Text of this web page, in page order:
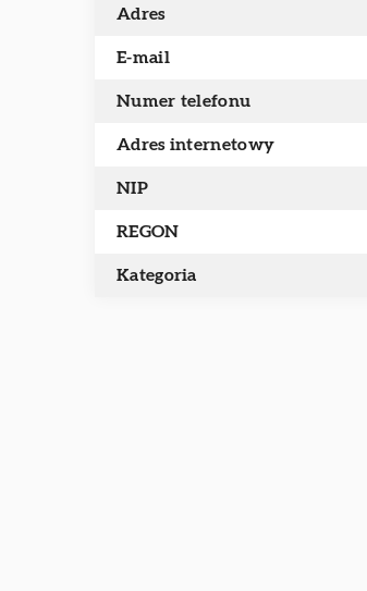
Adres
E-mail
Numer telefonu
Adres internetowy
NIP
REGON
Kategoria